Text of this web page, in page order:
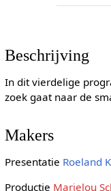
Beschrijving
In dit vierdelige
zoek gaat naar de
Makers
Presentatie Roeland
Productie Marielou